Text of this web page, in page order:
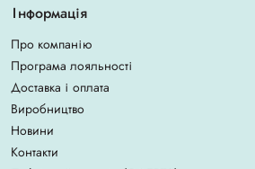
Інформація
Про компанію
Програма лояльності
Доставка і оплата
Виробництво
Новини
Контакти